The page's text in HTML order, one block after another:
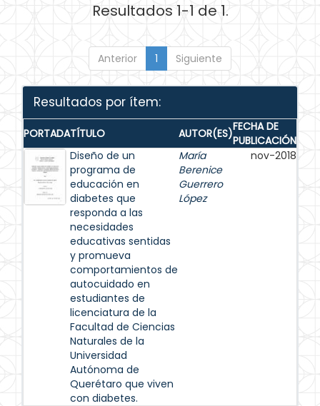
Resultados 1-1 de 1.
Anterior 1 Siguiente
Resultados por ítem:
PORTADATÍTULO AUTOR(ES)FECHA DE
PUBLICACIÓN
Diseño de un
programa de
educación en
diabetes que
responda a las
necesidades
educativas sentidas
y promueva
comportamientos de
autocuidado en
estudiantes de
licenciatura de la
Facultad de Ciencias
Naturales de la
Universidad
Autónoma de
Querétaro que viven
con diabetes.
María
Berenice
Guerrero
López
nov-2018